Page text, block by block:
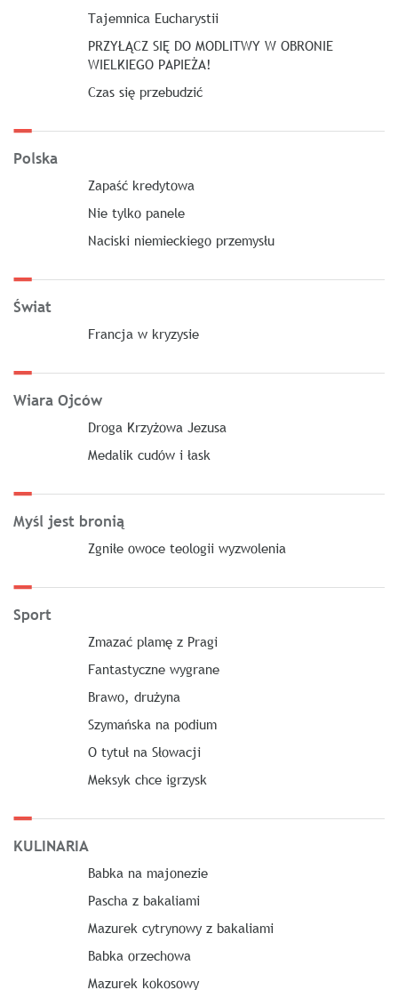
Tajemnica Eucharystii
PRZYŁĄCZ SIĘ DO MODLITWY W OBRONIE
WIELKIEGO PAPIEŻA!
Czas się przebudzić
Polska
Zapaść kredytowa
Nie tylko panele
Naciski niemieckiego przemysłu
Świat
Francja w kryzysie
Wiara Ojców
Droga Krzyżowa Jezusa
Medalik cudów i łask
Myśl jest bronią
Zgniłe owoce teologii wyzwolenia
Sport
Zmazać plamę z Pragi
Fantastyczne wygrane
Brawo, drużyna
Szymańska na podium
O tytuł na Słowacji
Meksyk chce igrzysk
KULINARIA
Babka na majonezie
Pascha z bakaliami
Mazurek cytrynowy z bakaliami
Babka orzechowa
Mazurek kokosowy